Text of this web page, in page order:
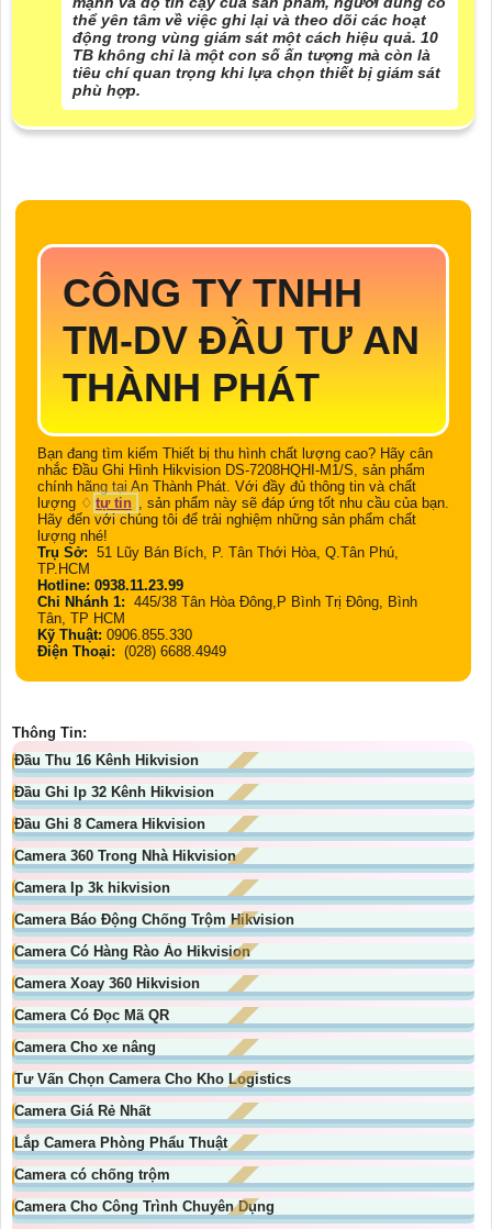
thể yên tâm về việc ghi lại và theo dõi các hoạt
động trong vùng giám sát một cách hiệu quả. 10
TB không chỉ là một con số ấn tượng mà còn là
tiêu chí quan trọng khi lựa chọn thiết bị giám sát
phù hợp.
CÔNG TY TNHH
TM-DV ĐẦU TƯ AN
THÀNH PHÁT
Bạn đang tìm kiếm Thiết bị thu hình chất lượng cao? Hãy cân
nhắc Đầu Ghi Hình Hikvision DS-7208HQHI-M1/S, sản phẩm
chính hãng tại An Thành Phát. Với đầy đủ thông tin và chất
lượng ♢ tự tin , sản phẩm này sẽ đáp ứng tốt nhu cầu của bạn.
Hãy đến với chúng tôi để trải nghiệm những sản phẩm chất
lượng nhé!
Trụ Sở: 51 Lũy Bán Bích, P. Tân Thới Hòa, Q.Tân Phú,
TP.HCM
Hotline: 0938.11.23.99
Chi Nhánh 1: 445/38 Tân Hòa Đông,P Bình Trị Đông, Bình
Tân, TP HCM
Kỹ Thuật: 0906.855.330
Điện Thoại: (028) 6688.4949
Thông Tin:
Đầu Thu 16 Kênh Hikvision
Đầu Ghi Ip 32 Kênh Hikvision
Đầu Ghi 8 Camera Hikvision
Camera 360 Trong Nhà Hikvision
Camera Ip 3k hikvision
Camera Báo Động Chống Trộm Hikvision
Camera Có Hàng Rào Ảo Hikvision
Camera Xoay 360 Hikvision
Camera Có Đọc Mã QR
Camera Cho xe nâng
Tư Vấn Chọn Camera Cho Kho Logistics
Camera Giá Rẻ Nhất
Lắp Camera Phòng Phẩu Thuật
Camera có chống trộm
Camera Cho Công Trình Chuyên Dụng